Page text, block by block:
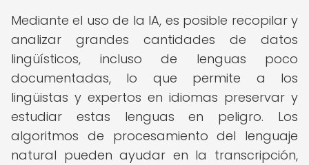
Mediante el uso de la IA, es posible recopilar y
analizar grandes cantidades de datos
lingüísticos, incluso de lenguas poco
documentadas, lo que permite a los
lingüistas y expertos en idiomas preservar y
estudiar estas lenguas en peligro. Los
algoritmos de procesamiento del lenguaje
natural pueden ayudar en la transcripción,